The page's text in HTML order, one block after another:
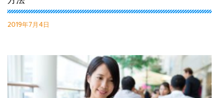
2019年7月4日